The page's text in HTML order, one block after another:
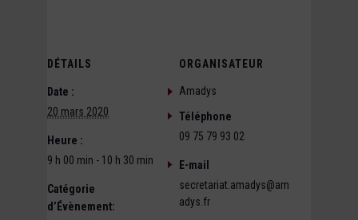
DÉTAILS
Date :
20 mars 2020
Heure :
9 h 00 min - 10 h 30 min
Catégorie
d’Évènement:
ORGANISATEUR
Amadys
Téléphone
09 75 79 93 02
E-mail
secretariat.amadys@am
adys.fr